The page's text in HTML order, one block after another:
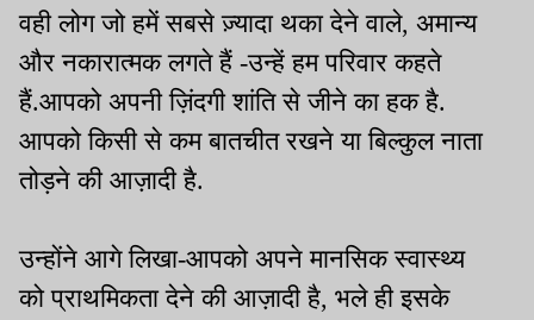
वही लोग जो हमें सबसे ज़्यादा थका देने वाले, अमान्य
और नकारात्मक लगते हैं -उन्हें हम परिवार कहते
हैं.आपको अपनी ज़िंदगी शांति से जीने का हक है.
आपको किसी से कम बातचीत रखने या बिल्कुल नाता
तोड़ने की आज़ादी है.
उन्होंने आगे लिखा-आपको अपने मानसिक स्वास्थ्य
को प्राथमिकता देने की आज़ादी है, भले ही इसके